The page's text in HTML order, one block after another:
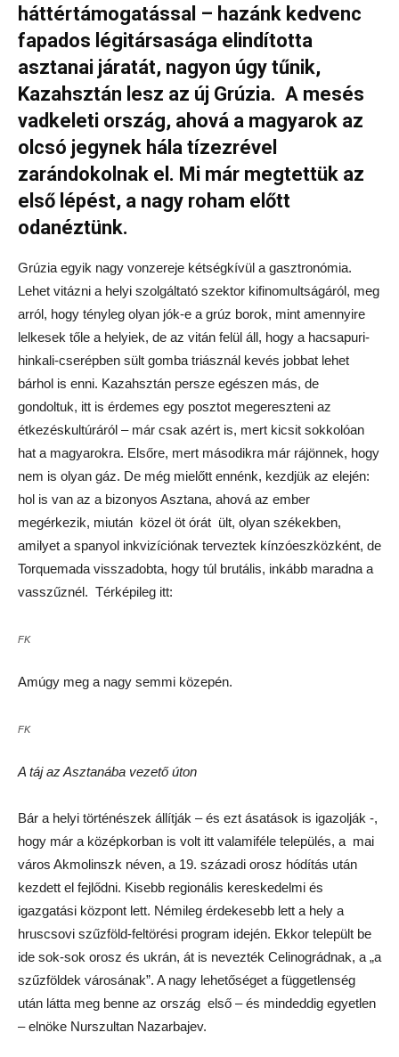
háttértámogatással – hazánk kedvenc
fapados légitársasága elindította
asztanai járatát, nagyon úgy tűnik,
Kazahsztán lesz az új Grúzia. A mesés
vadkeleti ország, ahová a magyarok az
olcsó jegynek hála tízezrével
zarándokolnak el. Mi már megtettük az
első lépést, a nagy roham előtt
odanéztünk.
Grúzia egyik nagy vonzereje kétségkívül a gasztronómia.
Lehet vitázni a helyi szolgáltató szektor kifinomultságáról, meg
arról, hogy tényleg olyan jók-e a grúz borok, mint amennyire
lelkesek tőle a helyiek, de az vitán felül áll, hogy a hacsapuri-
hinkali-cserépben sült gomba triásznál kevés jobbat lehet
bárhol is enni. Kazahsztán persze egészen más, de
gondoltuk, itt is érdemes egy posztot megereszteni az
étkezéskultúráról – már csak azért is, mert kicsit sokkolóan
hat a magyarokra. Elsőre, mert másodikra már rájönnek, hogy
nem is olyan gáz. De még mielőtt ennénk, kezdjük az elején:
hol is van az a bizonyos Asztana, ahová az ember
megérkezik, miután közel öt órát ült, olyan székekben,
amilyet a spanyol inkvizíciónak terveztek kínzóeszközként, de
Torquemada visszadobta, hogy túl brutális, inkább maradna a
vasszűznél. Térképileg itt:
FK
Amúgy meg a nagy semmi közepén.
FK
A táj az Asztanába vezető úton
Bár a helyi történészek állítják – és ezt ásatások is igazolják -,
hogy már a középkorban is volt itt valamiféle település, a mai
város Akmolinszk néven, a 19. századi orosz hódítás után
kezdett el fejlődni. Kisebb regionális kereskedelmi és
igazgatási központ lett. Némileg érdekesebb lett a hely a
hruscsovi szűzföld-feltörési program idején. Ekkor települt be
ide sok-sok orosz és ukrán, át is nevezték Celinográdnak, a „a
szűzföldek városának”. A nagy lehetőséget a függetlenség
után látta meg benne az ország első – és mindeddig egyetlen
– elnöke Nurszultan Nazarbajev.